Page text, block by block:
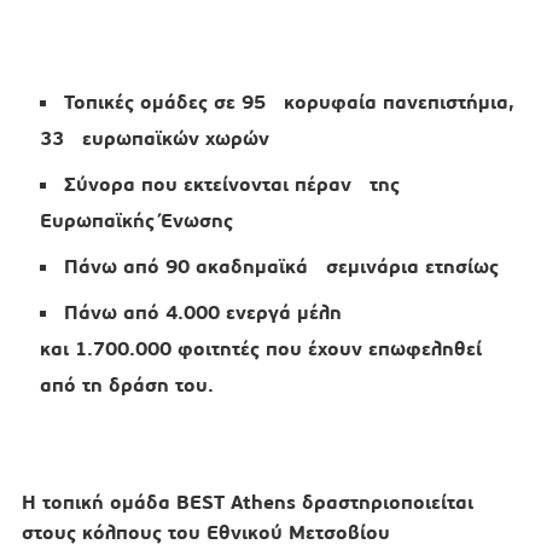
Τοπικές ομάδες σε 95 κορυφαία πανεπιστήμια,
33 ευρωπαϊκών χωρών
Σύνορα που εκτείνονται πέραν της
Ευρωπαϊκής Ένωσης
Πάνω από 90 ακαδημαϊκά σεμινάρια ετησίως
Πάνω από 4.000 ενεργά μέλη
και 1.700.000 φοιτητές που έχουν επωφεληθεί
από τη δράση του.
Η τοπική ομάδα BEST Athens δραστηριοποιείται
στους κόλπους του Εθνικού Μετσοβίου